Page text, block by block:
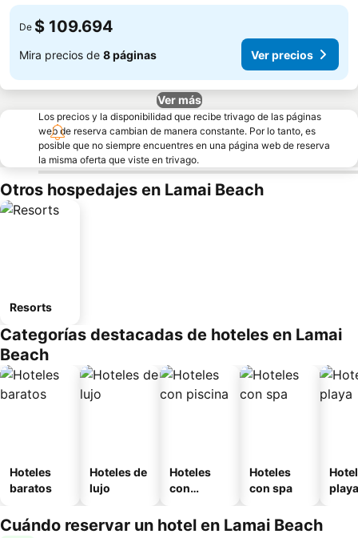
De $ 109.694
Mira precios de 8 páginas Ver precios
Ver más
Los precios y la disponibilidad que recibe trivago de las páginas
web de reserva cambian de manera constante. Por lo tanto, es
posible que no siempre encuentres en una página web de reserva
la misma oferta que viste en trivago.
Otros hospedajes en Lamai Beach
Resorts
Categorías destacadas de hoteles en Lamai
Beach
Hoteles
baratos
Hoteles de
lujo
Hoteles
con
Hoteles
con spa
playa
Cuándo reservar un hotel en Lamai Beach